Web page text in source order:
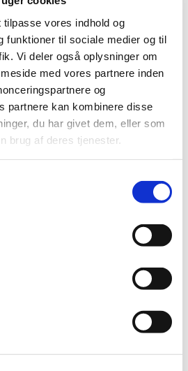
vores indhold og
funktioner til sociale medier og til
Vi deler også oplysninger om
med vores partnere inden
og
partnere kan kombinere disse
du har givet dem, eller som
brug af deres tjenester.
virksomheder til at
for udvalgte…
i 2025
under GMP-inspektioner
et øget fokus på…
pakninger – ikke
og udlevering af udenlandske
med at reducere brugen